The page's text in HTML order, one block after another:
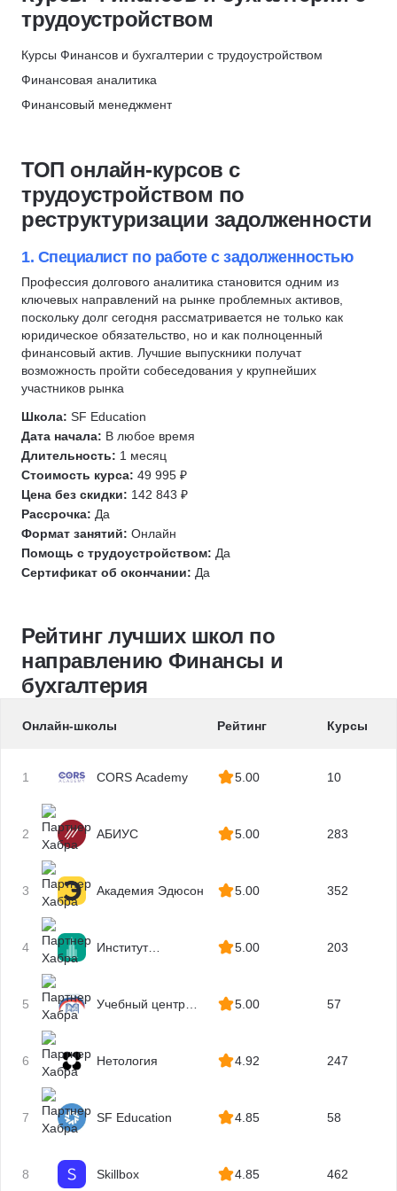
НЦРДО
Скидка 6%
НИПКЭФ
Скидка 6%
Сити Бизнес Скул - City Business School
P&L
РСБУ
Бухгалтерский учет
Бюджетирование
БДР
Налоговый учет
Инвестиционная аналитика
Финансовый директор
Корпоративные финансы
Программа 1С
Аудит
Юнит-экономика
Бухгалтер-калькулятор
Банковское дело
Налогообложение
Налоговая отчетность
Бухгалтерская отчетность
Бухгалтер-ревизор
Инвестирование
Инвестиционная привлекательность
Криптовалюты
Аудитор
1С:Бухгалтерия
1С: Зарплата и управление персоналом
Расчет рентабельности
Анализ финансово-хозяйственной деятельности (ФХД)
Анализ ликвидности
Блокчейн
Налоговый консультант
Финансовый инженер
Страхование
Перестрахование
Казначей
1С:Бухгалтерия
Криптовалюты
трудоустройством
Курсы Финансов и бухгалтерии с трудоустройством
Финансовая аналитика
Финансовый менеджмент
Экономика
Корпоративные финансы
Финансовый учет
Финансовая отчетность
Экономический анализ
Бухгалтерский учет
Бюджетирование
P&L
NPV
WACC
CAPM
DCF
IRR
УСН
Юнит-экономика
Управление кредитными рисками
Оценка бизнеса
Казначей
Управление денежными потоками
Управление ликвидностью
Управленческий учет
Ценообразование
Кредитование
Кредитный специалист
ТОП онлайн-курсов с
трудоустройством по
реструктуризации задолженности
1. Специалист по работе с задолженностью
Профессия долгового аналитика становится одним из
ключевых направлений на рынке проблемных активов,
поскольку долг сегодня рассматривается не только как
юридическое обязательство, но и как полноценный
финансовый актив. Лучшие выпускники получат
возможность пройти собеседования у крупнейших
участников рынка
Школа: SF Education
Дата начала: В любое время
Длительность: 1 месяц
Стоимость курса: 49 995 ₽
Цена без скидки: 142 843 ₽
Рассрочка: Да
Формат занятий: Онлайн
Помощь с трудоустройством: Да
Сертификат об окончании: Да
Рейтинг лучших школ по
направлению Финансы и
бухгалтерия
Онлайн-школы Рейтинг Курсы
1 CORS Academy 5.00 10
2 АБИУС 5.00 283
3 Академия Эдюсон 5.00 352
4
Институт
5.00 203
5
Учебный центр
5.00 57
6 Нетология 4.92 247
7 SF Education 4.85 58
8 Skillbox 4.85 462